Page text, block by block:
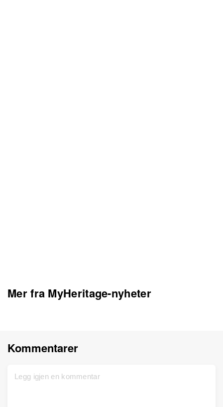
Mer fra MyHeritage-nyheter
Kommentarer